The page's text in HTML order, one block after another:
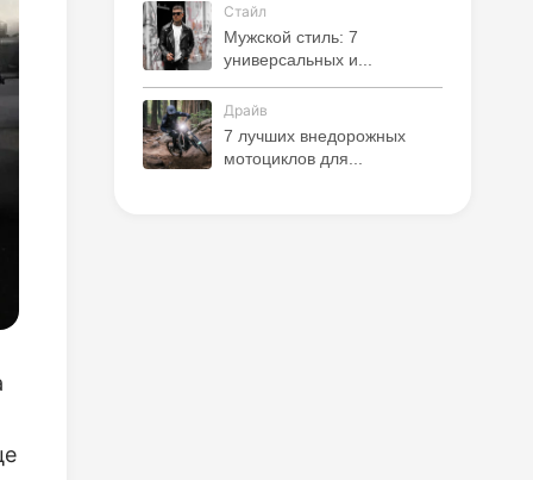
Стайл
Мужской стиль: 7
универсальных и...
Драйв
7 лучших внедорожных
мотоциклов для...